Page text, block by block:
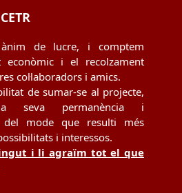
ànim de lucre, i comptem
econòmic i el recolzament
col·laboradors i amics.
de sumar-se al projecte,
seva permanència i
del mode que resulti més
i interessos.
i li agraïm tot el que